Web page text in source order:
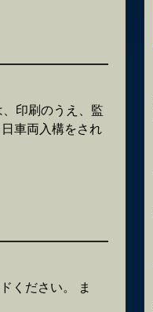
印刷のうえ、監
車両入構をされ
ください。 ま